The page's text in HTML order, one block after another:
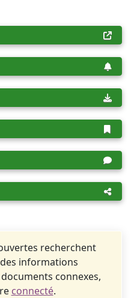
recherchent
informations
connexes,
connecté.